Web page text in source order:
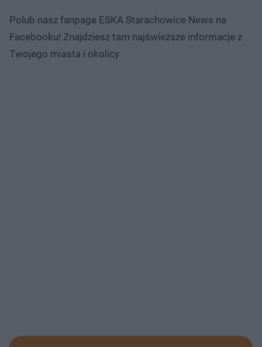
Polub nasz fanpage ESKA Starachowice News na
Facebooku! Znajdziesz tam najświeższe informacje z
Twojego miasta i okolicy